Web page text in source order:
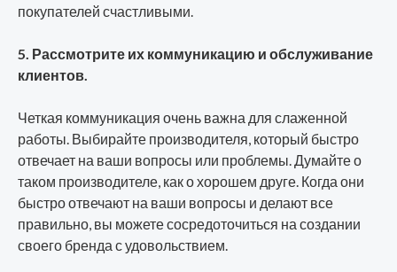
покупателей счастливыми.
5. Рассмотрите их коммуникацию и обслуживание
клиентов.
Четкая коммуникация очень важна для слаженной
работы. Выбирайте производителя, который быстро
отвечает на ваши вопросы или проблемы. Думайте о
таком производителе, как о хорошем друге. Когда они
быстро отвечают на ваши вопросы и делают все
правильно, вы можете сосредоточиться на создании
своего бренда с удовольствием.